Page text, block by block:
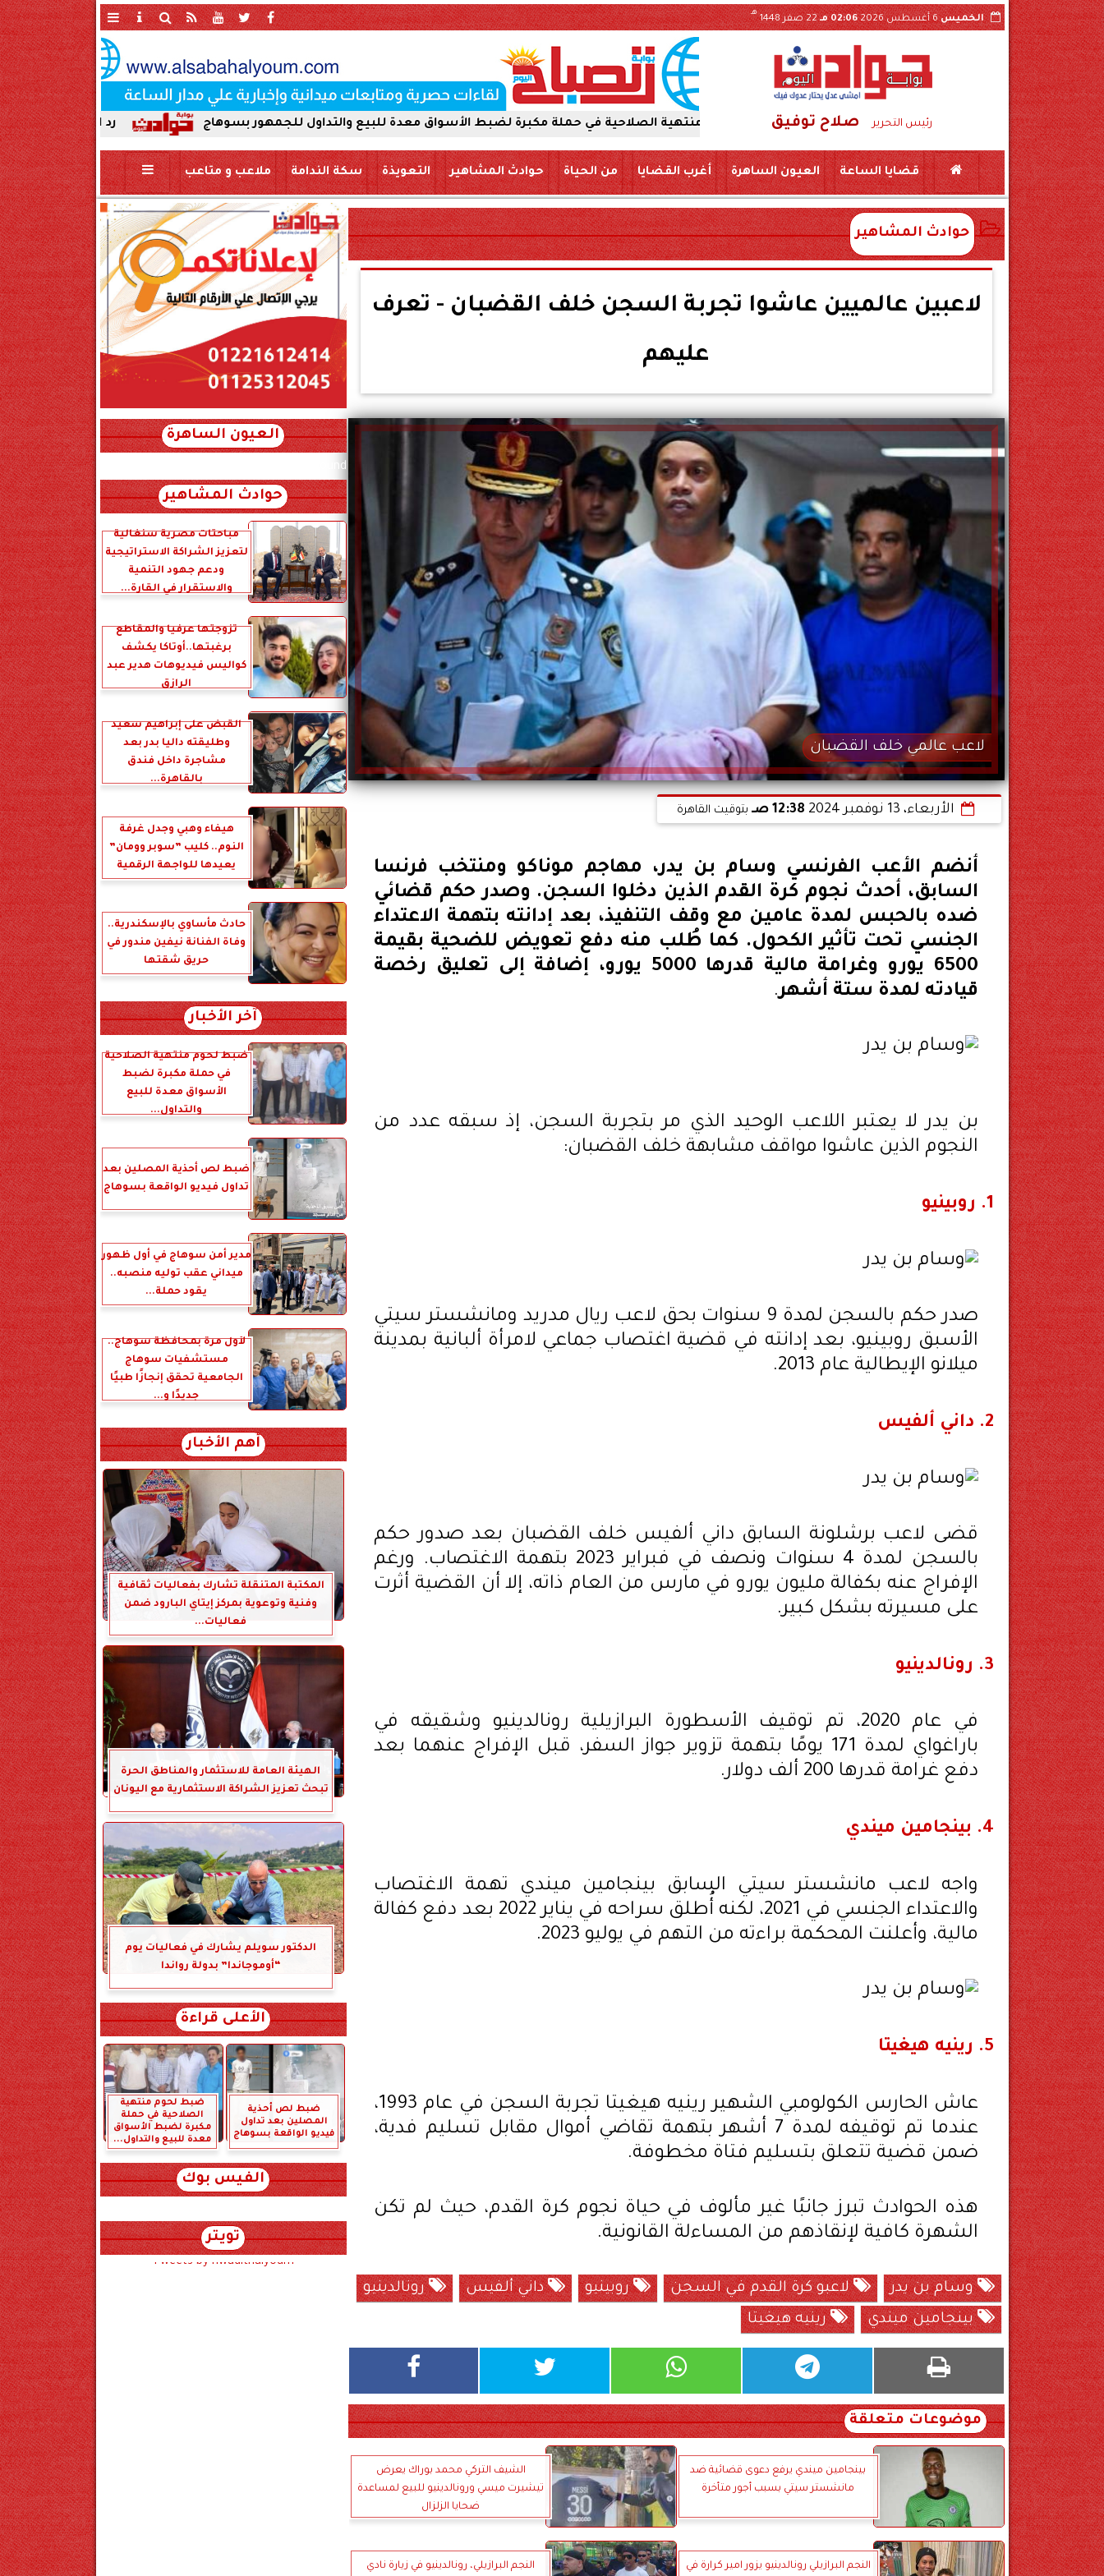
الخميس6 أغسطس 2026 02:06 مـ 22 صفر 1448
هـ
رئيس التحرير صلاح توفيق رد الجميل لأصحاب العطاء. إدارة ضبط لحوم منتهية الصلاحية في حملة مكبرة لضبط الأسواق معدة للبيع والتداول للجمهور بسوهاج فيديو الواقعة بسوهاج
قضايا الساعة العيون الساهرة أغرب القضايا من الحياة حوادث المشاهير التعويذة سكة الندامة ملاعب و متاعب
حوادث المشاهير
لاعبين عالميين عاشوا تجربة السجن خلف القضبان - تعرف
عليهم
لاعب عالمي خلف القضبان
الأربعاء، 13 نوفمبر 2024 12:38 صـ بتوقيت القاهرة
أنضم الأعب الفرنسي وسام بن يدر، مهاجم موناكو ومنتخب فرنسا
السابق، أحدث نجوم كرة القدم الذين دخلوا السجن. وصدر حكم قضائي
ضده بالحبس لمدة عامين مع وقف التنفيذ، بعد إدانته بتهمة الاعتداء
الجنسي تحت تأثير الكحول. كما طُلب منه دفع تعويض للضحية بقيمة
6500 يورو وغرامة مالية قدرها 5000 يورو، إضافة إلى تعليق رخصة
قيادته لمدة ستة أشهر.
بن يدر لا يعتبر اللاعب الوحيد الذي مر بتجربة السجن، إذ سبقه عدد من
النجوم الذين عاشوا مواقف مشابهة خلف القضبان:
1. روبينيو
صدر حكم بالسجن لمدة 9 سنوات بحق لاعب ريال مدريد ومانشستر سيتي
الأسبق روبينيو، بعد إدانته في قضية اغتصاب جماعي لامرأة ألبانية بمدينة
ميلانو الإيطالية عام 2013.
2. داني ألفيس
قضى لاعب برشلونة السابق داني ألفيس خلف القضبان بعد صدور حكم
بالسجن لمدة 4 سنوات ونصف في فبراير 2023 بتهمة الاغتصاب. ورغم
الإفراج عنه بكفالة مليون يورو في مارس من العام ذاته، إلا أن القضية أثرت
على مسيرته بشكل كبير.
3. رونالدينيو
في عام 2020، تم توقيف الأسطورة البرازيلية رونالدينيو وشقيقه في
باراغواي لمدة 171 يومًا بتهمة تزوير جواز السفر، قبل الإفراج عنهما بعد
دفع غرامة قدرها 200 ألف دولار.
4. بينجامين ميندي
واجه لاعب مانشستر سيتي السابق بينجامين ميندي تهمة الاغتصاب
والاعتداء الجنسي في 2021، لكنه أُطلق سراحه في يناير 2022 بعد دفع كفالة
مالية، وأعلنت المحكمة براءته من التهم في يوليو 2023.
5. رينيه هيغيتا
عاش الحارس الكولومبي الشهير رينيه هيغيتا تجربة السجن في عام 1993،
عندما تم توقيفه لمدة 7 أشهر بتهمة تقاضي أموال مقابل تسليم فدية،
ضمن قضية تتعلق بتسليم فتاة مخطوفة.
هذه الحوادث تبرز جانبًا غير مألوف في حياة نجوم كرة القدم، حيث لم تكن
الشهرة كافية لإنقاذهم من المساءلة القانونية.
وسام بن يدر لاعبو كرة القدم في السجن روبينيو داني ألفيس
رونالدينيو
بينجامين ميندي
رينيه هيغيتا
موضوعات متعلقة
بينجامين ميندي يرفع دعوى قضائية ضد
مانشستر سيتي بسبب أجور متأخرة
الشيف التركي محمد بوراك يعرض
تيشيرت ميسي ورونالدينيو للبيع لمساعدة
ضحايا الزلزال
النجم البرازيلي رونالدينيو يزور امير كرارة في النجم البرازيلي، رونالدينيو في زيارة نادي
العيون الساهرة
xml_json/rss/~12.xml x0n not found
حوادث المشاهير
مباحثات مصرية سنغالية
لتعزيز الشراكة الاستراتيجية
ودعم جهود التنمية
والاستقرار في القارة...
تزوجتها عرفياً والمقاطع
برغبتها..أوتاكا يكشف
كواليس فيديوهات هدير عبد
الرازق
القبض على إبراهيم سعيد
وطليقته داليا بدر بعد
مشاجرة داخل فندق
بالقاهرة...
هيفاء وهبي وجدل غرفة
النوم.. كليب ”سوبر وومان”
يعيدها للواجهة الرقمية
حادث مأساوي بالإسكندرية..
وفاة الفنانة نيفين مندور في
حريق شقتها
آخر الأخبار
ضبط لحوم منتهية الصلاحية
في حملة مكبرة لضبط
الأسواق معدة للبيع
والتداول...
ضبط لص أحذية المصلين بعد
تداول فيديو الواقعة بسوهاج
مدير أمن سوهاج في أول ظهور
ميداني عقب توليه منصبه..
يقود حملة...
لأول مرة بمحافظة سوهاج..
مستشفيات سوهاج
الجامعية تحقق إنجازًا طبيًا
جديدًا و...
أهم الأخبار
المكتبة المتنقلة تشارك بفعاليات ثقافية
وفنية وتوعوية بمركز إيتاي البارود ضمن
فعاليات...
الهيئة العامة للاستثمار والمناطق الحرة
تبحث تعزيز الشراكة الاستثمارية مع اليونان
الدكتور سويلم يشارك في فعاليات يوم
“أوموجاندا” بدولة رواندا
الأعلى قراءة
ضبط لص أحذية
المصلين بعد تداول
فيديو الواقعة بسوهاج
ضبط لحوم منتهية
الصلاحية في حملة
مكبرة لضبط الأسواق
معدة للبيع والتداول...
الفيس بوك
تويتر
Tweets by hwadithalyoum